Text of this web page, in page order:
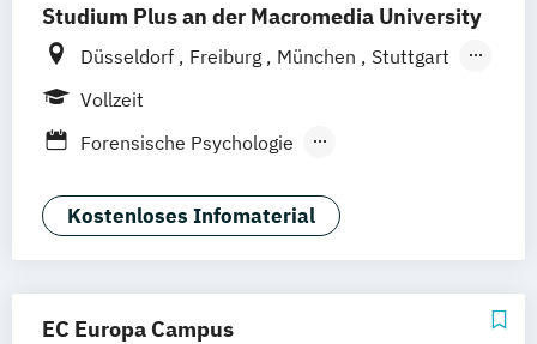
Studium Plus an der Macromedia University
Düsseldorf Freiburg München
Stuttgart
Berlin
Vollzeit
Forensische Psychologie
Kriminalpsychologie
Medien- und Werbepsychologie
Kostenloses Infomaterial
EC Europa Campus